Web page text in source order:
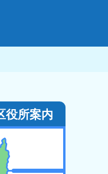
役所案内